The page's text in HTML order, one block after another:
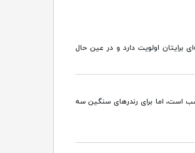
برایتان اولویت دارد و در عین حال
است، اما برای رندرهای سنگین سه